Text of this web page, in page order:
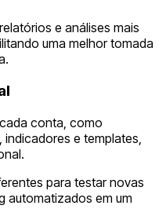
e análises mais
uma melhor tomada
conta, como
indicadores e templates,
para testar novas
automatizados em um